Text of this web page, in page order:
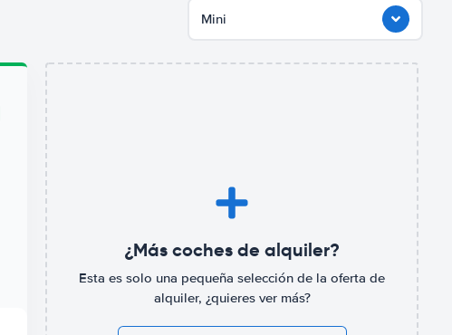
Mini
¿Más coches de alquiler?
Esta es solo una pequeña selección de la oferta de
alquiler, ¿quieres ver más?